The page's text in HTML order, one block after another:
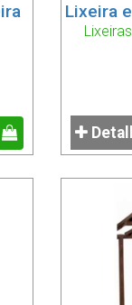
Lixeira